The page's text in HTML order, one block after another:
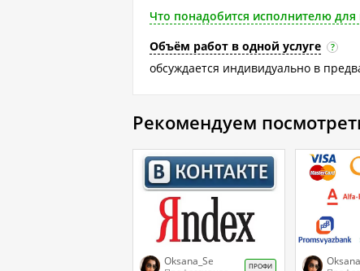
Что понадобится исполнителю для
Объём работ в одной услуге
?
обсуждается индивидуально в
Рекомендуем
Oksana_Se ПРОФИ